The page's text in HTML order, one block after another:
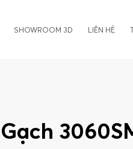
SHOWROOM 3D LIÊN HỆ
Gạch